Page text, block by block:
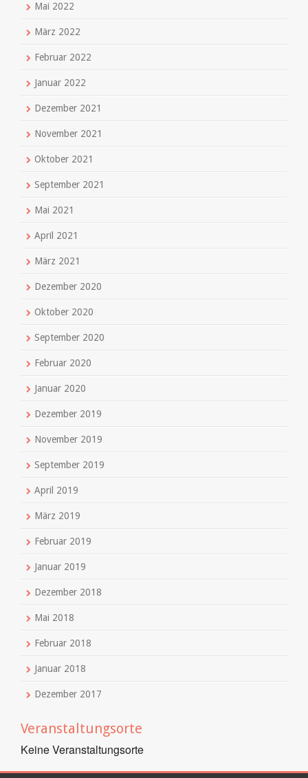
Mai 2022
März 2022
Februar 2022
Januar 2022
Dezember 2021
November 2021
Oktober 2021
September 2021
Mai 2021
April 2021
März 2021
Dezember 2020
Oktober 2020
September 2020
Februar 2020
Januar 2020
Dezember 2019
November 2019
September 2019
April 2019
März 2019
Februar 2019
Januar 2019
Dezember 2018
Mai 2018
Februar 2018
Januar 2018
Dezember 2017
Veranstaltungsorte
Keine Veranstaltungsorte